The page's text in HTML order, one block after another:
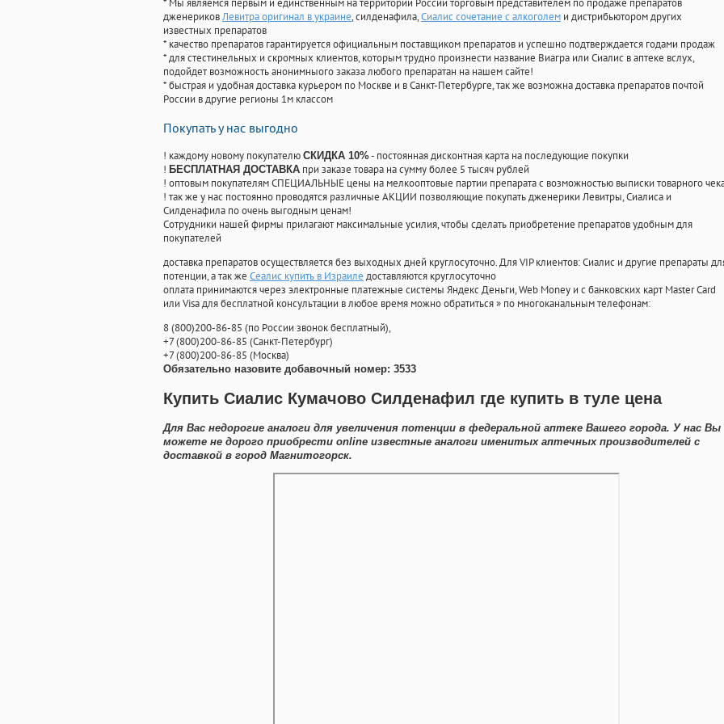
* Мы являемся первым и единственным на территории России торговым представителем по продаже препаратов
дженериковЛевитра оригинал в украине, силденафила,Сиалис сочетание с алкоголем и дистрибьютором других
известных препаратов
* качество препаратов гарантируется официальным поставщиком препаратов и успешно подтверждается годами продаж
* для стестинельных и скромных клиентов, которым трудно произнести название Виагра или Сиалис в аптеке вслух,
подойдет возможность анонимныого заказа любого препаратан на нашем сайте!
* быстрая и удобная доставка курьером по Москве и в Санкт-Петербурге, так же возможна доставка препаратов почтой
России в другие регионы 1м классом
Покупать у нас выгодно
! каждому новому покупателю СКИДКА 10%- постоянная дисконтная карта на последующие покупки
! БЕСПЛАТНАЯ ДОСТАВКА при заказе товара на сумму более 5 тысяч рублей
! оптовым покупателям СПЕЦИАЛЬНЫЕ цены на мелкооптовые партии препарата с возможностью выписки товарного
! так же у нас постоянно проводятся различные АКЦИИ позволяющие покупать дженерики Левитры, Сиалиса и
Силденафила по очень выгодным ценам!
Cотрудники нашей фирмы прилагают максимальные усилия, чтобы сделать приобретение препаратов удобным для
покупателей
доставка препаратов осуществляется без выходных дней круглосуточно. Для VIP клиентов: Сиалис и другие препараты
потенции, а так же Сеалис купить в Израиле доставляются круглосуточно
оплата принимаются через электронные платежные системы Яндекс Деньги, Web Money и с банковских карт Master Card
или Visa для бесплатной консультации в любое время можно обратиться» по многоканальным телефонам:
8(800)200-86-85 (по России звонок бесплатный),
+7(800)200-86-85 (Санкт-Петербург)
+7(800)200-86-85 (Москва)
Обязательно назовите добавочный номер: 3533
Купить Сиалис Кумачово Силденафил где купить в туле цена
Для Вас недорогие аналоги для увеличения потенции в федеральной аптеке Вашего города. У нас Вы
можете не дорого приобрести online известные аналоги именитых аптечных производителей с
доставкой в город Магнитогорск.